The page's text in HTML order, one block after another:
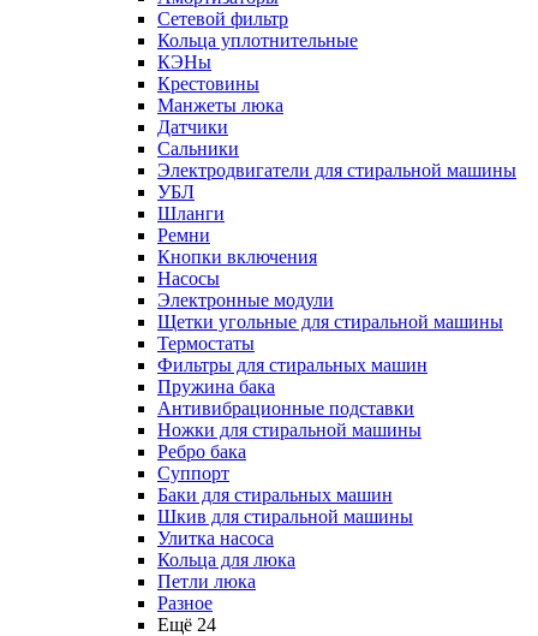
Сетевой фильтр
Кольца уплотнительные
КЭНы
Крестовины
Манжеты люка
Датчики
Сальники
Электродвигатели для стиральной машины
УБЛ
Шланги
Ремни
Кнопки включения
Насосы
Электронные модули
Щетки угольные для стиральной машины
Термостаты
Фильтры для стиральных машин
Пружина бака
Антивибрационные подставки
Ножки для стиральной машины
Ребро бака
Суппорт
Баки для стиральных машин
Шкив для стиральной машины
Улитка насоса
Кольца для люка
Петли люка
Разное
Ещё 24